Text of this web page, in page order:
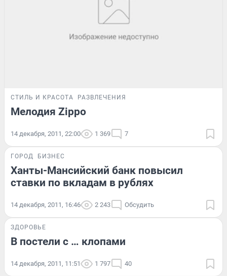
СТИЛЬ И КРАСОТА РАЗВЛЕЧЕНИЯ
Мелодия Zippo
14 декабря, 2011, 22:00 1 369 7
ГОРОД БИЗНЕС
Ханты-Мансийский банк повысил
ставки по вкладам в рублях
14 декабря, 2011, 16:46 2 243 Обсудить
ЗДОРОВЬЕ
В постели с … клопами
14 декабря, 2011, 11:51 1 797 40